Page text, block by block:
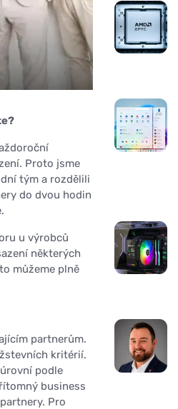
Proto jsme
tým a rozdělili
do dvou hodin
u výrobců
některých
můžeme plně
partnerům.
kritérií.
podle
business
Pro